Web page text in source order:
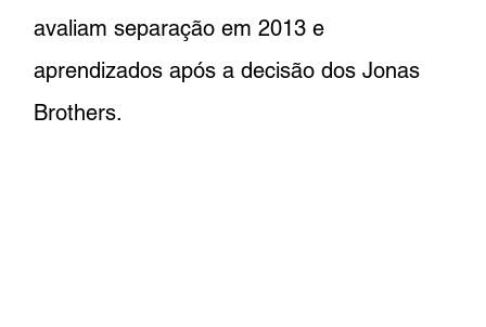
avaliam separação em 2013 e
aprendizados após a decisão dos Jonas
Brothers.